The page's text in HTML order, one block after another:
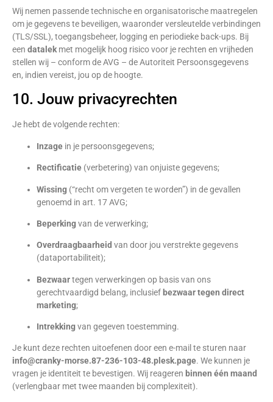
Wij nemen passende technische en organisatorische maatregelen
om je gegevens te beveiligen, waaronder versleutelde verbindingen
(TLS/SSL), toegangsbeheer, logging en periodieke back-ups. Bij
een datalek met mogelijk hoog risico voor je rechten en vrijheden
stellen wij – conform de AVG – de Autoriteit Persoonsgegevens
en, indien vereist, jou op de hoogte.
10. Jouw privacyrechten
Je hebt de volgende rechten:
Inzage in je persoonsgegevens;
Rectificatie (verbetering) van onjuiste gegevens;
Wissing (“recht om vergeten te worden”) in de gevallen
genoemd in art. 17 AVG;
Beperkingvan de verwerking;
Overdraagbaarheid van door jou verstrekte gegevens
(dataportabiliteit);
Bezwaartegen verwerkingen op basis van ons
gerechtvaardigd belang, inclusief bezwaar tegen direct
marketing;
Intrekkingvan gegeven toestemming.
Je kunt deze rechten uitoefenen door een e-mail te sturen naar
info@cranky-morse.87-236-103-48.plesk.page. We kunnen je
vragen je identiteit te bevestigen. Wij reageren binnen één maand
(verlengbaar met twee maanden bij complexiteit).